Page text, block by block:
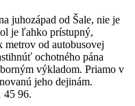
juhozápad od Šale, nie je
je ľahko prístupný,
metrov od autobusovej
ochotného pána
výkladom. Priamo v
jeho dejinám.
45 96.